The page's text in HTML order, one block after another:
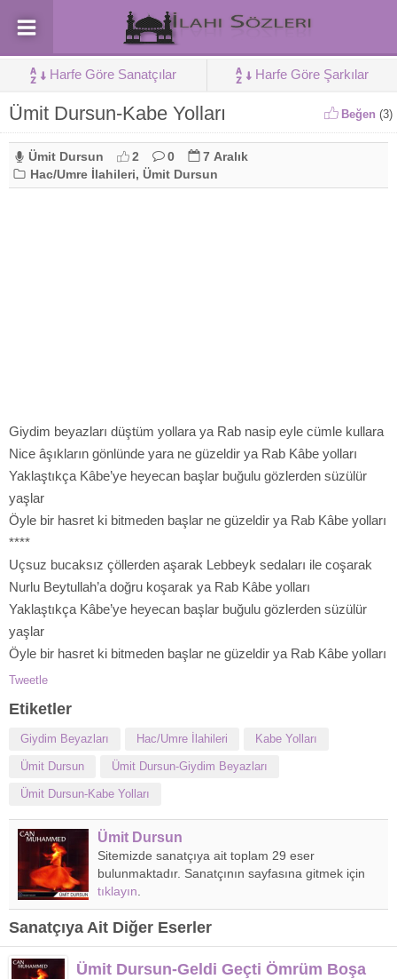
Harfe Göre Sanatçılar Harfe Göre Şarkılar
Ümit Dursun-Kabe Yolları Beğen (3)
Ümit Dursun 2 0
7 Aralık
Hac/Umre İlahileri, Ümit Dursun
Giydim beyazları düştüm yollara ya Rab nasip eyle cümle kullara
Nice âşıkların gönlünde yara ne güzeldir ya Rab Kâbe yolları
Yaklaştıkça Kâbe’ye heyecan başlar buğulu gözlerden süzülür
yaşlar
Öyle bir hasret ki bitmeden başlar ne güzeldir ya Rab Kâbe yolları
****
Uçsuz bucaksız çöllerden aşarak Lebbeyk sedaları ile coşarak
Nurlu Beytullah’a doğru koşarak ya Rab Kâbe yolları
Yaklaştıkça Kâbe’ye heyecan başlar buğulu gözlerden süzülür
yaşlar
Öyle bir hasret ki bitmeden başlar ne güzeldir ya Rab Kâbe yolları
Tweetle
Etiketler
Giydim Beyazları Hac/Umre İlahileri Kabe Yolları
Ümit Dursun Ümit Dursun-Giydim Beyazları
Ümit Dursun-Kabe Yolları
Ümit Dursun
Sitemizde sanatçıya ait toplam 29 eser
bulunmaktadır. Sanatçının sayfasına gitmek için
tıklayın
Sanatçıya Ait Diğer Eserler
Ümit Dursun-Geldi Geçti Ömrüm Boşa